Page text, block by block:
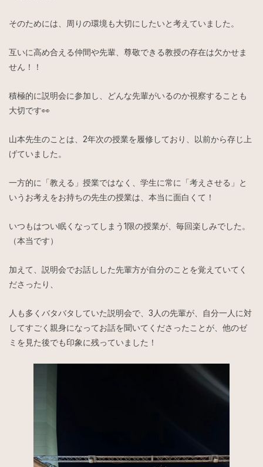
そのためには、周りの環境も大切にしたいと考えていました。
互いに高め合える仲間や先輩、尊敬できる教授の存在は欠かせま
せん！！
積極的に説明会に参加し、どんな先輩がいるのか視察することも
大切です👀
山本先生のことは、2年次の授業を履修しており、以前から存じ上
げていました。
一方的に「教える」授業ではなく、学生に常に「考えさせる」と
いうお考えをお持ちの先生の授業は、本当に面白くて！
いつもはつい眠くなってしまう1限の授業が、毎回楽しみでした。
（本当です）
加えて、説明会でお話しした先輩方が自分のことを覚えていてく
ださったり、
人も多くバタバタしていた説明会で、3人の先輩が、自分一人に対
してすごく親身になってお話を聞いてくださったことが、他のゼ
ミを見た後でも印象に残っていました！